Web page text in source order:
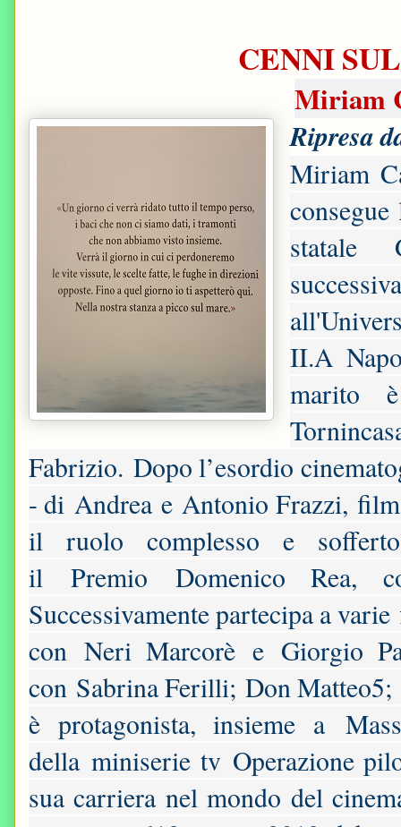
CENNI
Miriam
Ripresa
Miriam
statale
II.A
marito
Fabrizio. Dopo l’esordio
- di Andrea e Antonio Frazzi,
il ruolo complesso e
il Premio Domenico Rea,
Successivamente partecipa a
con Neri Marcorè e Giorgio
con Sabrina Ferilli; Don
è protagonista, insieme a
della miniserie tv Operazione
sua carriera nel mondo del